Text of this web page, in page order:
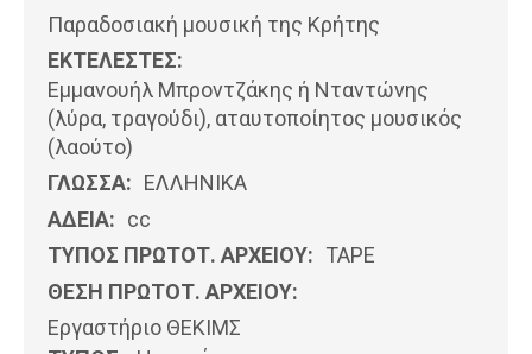
Παραδοσιακή μουσική της Κρήτης
ΕΚΤΕΛΕΣΤΕΣ:
Εμμανουήλ Μπροντζάκης ή Νταντώνης
(λύρα, τραγούδι), αταυτοποίητος μουσικός
(λαούτο)
ΓΛΩΣΣΑ: ΕΛΛΗΝΙΚΆ
ΑΔΕΙΑ: cc
ΤΥΠΟΣ ΠΡΩΤΟΤ. ΑΡΧΕΙΟΥ: ΤΑΡΕ
ΘΕΣΗ ΠΡΩΤΟΤ. ΑΡΧΕΙΟΥ:
Εργαστήριο ΘΕΚΙΜΣ